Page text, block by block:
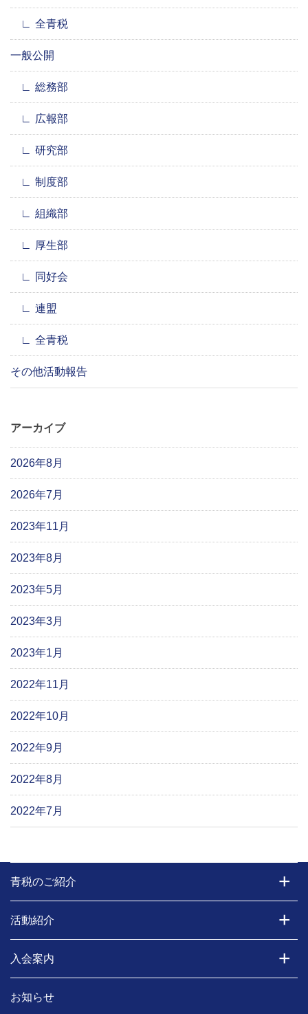
全青税
一般公開
総務部
広報部
研究部
制度部
組織部
厚生部
同好会
連盟
全青税
その他活動報告
アーカイブ
2026年8月
2026年7月
2023年11月
2023年8月
2023年5月
2023年3月
2023年1月
2022年11月
2022年10月
2022年9月
2022年8月
2022年7月
青税のご紹介
活動紹介
入会案内
お知らせ